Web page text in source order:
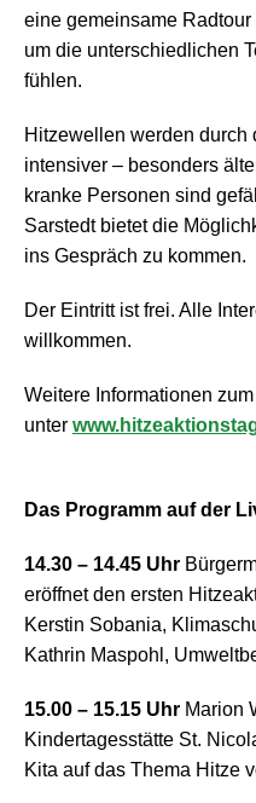
eine gemeinsame
um die unterschiedlichen
fühlen.
Hitzewellen werden durch
intensiver – besonders
kranke Personen sind
Sarstedt bietet die
ins Gespräch zu kommen.
Der Eintritt ist frei. Alle
willkommen.
Weitere Informationen
unter
Das Programm auf der
14.30 – 14.45 Uhr
eröffnet den ersten
Kerstin Sobania,
Kathrin Maspohl,
15.00 – 15.15 Uhr Marion
Kindertagesstätte St.
Kita auf das Thema Hitze